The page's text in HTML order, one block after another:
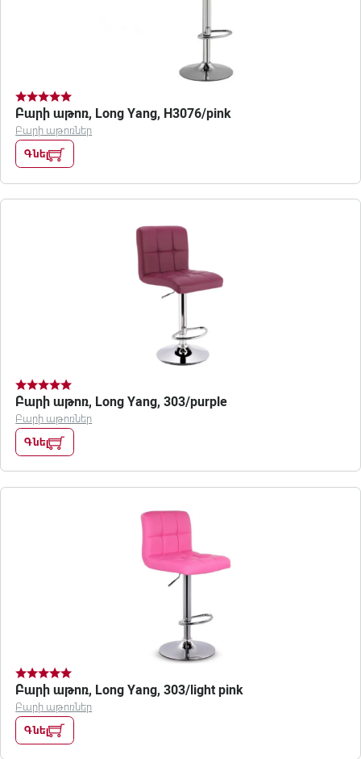
Բարի աթոռ, Long Yang, H3076/pink
Բարի աթոռներ
Գնել
Բարի աթոռ, Long Yang, 303/purple
Բարի աթոռներ
Գնել
Բարի աթոռ, Long Yang, 303/light pink
Բարի աթոռներ
Գնել